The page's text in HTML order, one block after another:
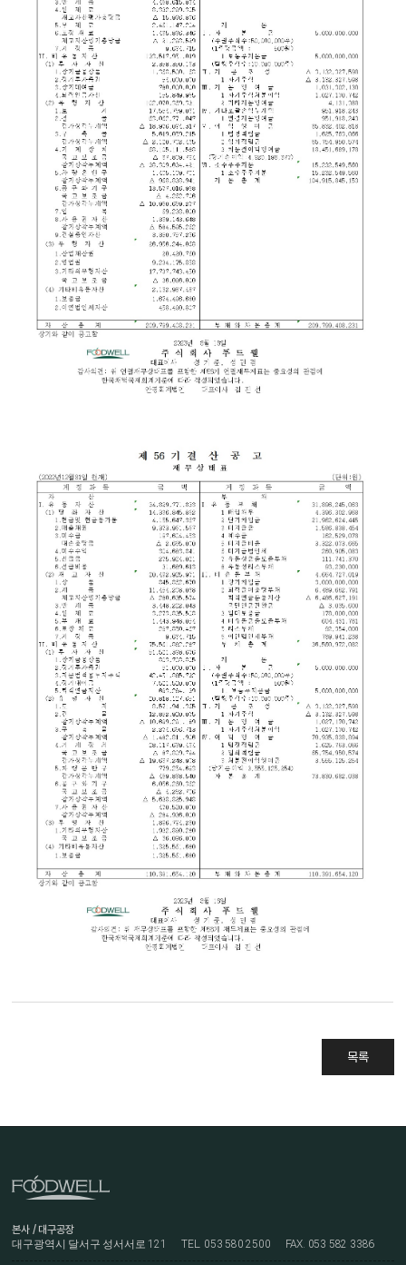
목록
본사 / 대구공장
대구광역시 달서구 성서서로 121
TEL. 053 580 2500 FAX. 053 582 3386